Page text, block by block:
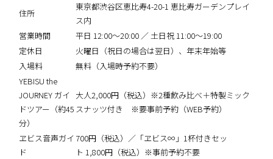
住所
東京都渋谷区恵比寿4-20-1 恵比寿ガーデンプレイ
ス内
営業時間
平日 12:00〜20:00 ／ 土日祝 11:00〜19:00
定休日
火曜日（祝日の場合は翌日）、年末年始等
入場料
無料（入場時予約不要）
YEBISU the
JOURNEY ガイ
ドツアー（約45
分）
大人2,000円（税込）※2種飲み比べ＋特製ミック
スナッツ付き ※要事前予約（WEB予約）
ヱビス音声ガイ
ド
700円（税込）／「ヱビス∞」1杯付きセッ
ト 1,800円（税込）※事前予約不要